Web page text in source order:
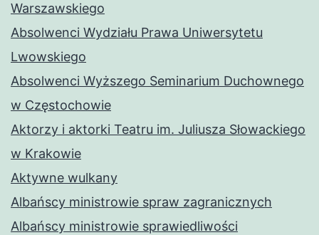
Warszawskiego
Absolwenci Wydziału Prawa Uniwersytetu
Lwowskiego
Absolwenci Wyższego Seminarium Duchownego
w Częstochowie
Aktorzy i aktorki Teatru im. Juliusza Słowackiego
w Krakowie
Aktywne wulkany
Albańscy ministrowie spraw zagranicznych
Albańscy ministrowie sprawiedliwości